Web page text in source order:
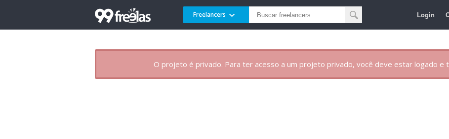
Freelancers Login
O projeto é privado. Para ter acesso a um projeto privado, você deve estar logado e